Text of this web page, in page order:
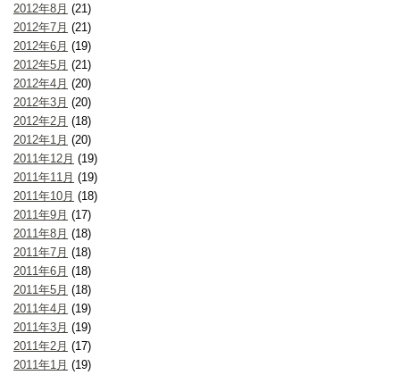
2012年8月 (21)
2012年7月 (21)
2012年6月 (19)
2012年5月 (21)
2012年4月 (20)
2012年3月 (20)
2012年2月 (18)
2012年1月 (20)
2011年12月 (19)
2011年11月 (19)
2011年10月 (18)
2011年9月 (17)
2011年8月 (18)
2011年7月 (18)
2011年6月 (18)
2011年5月 (18)
2011年4月 (19)
2011年3月 (19)
2011年2月 (17)
2011年1月 (19)